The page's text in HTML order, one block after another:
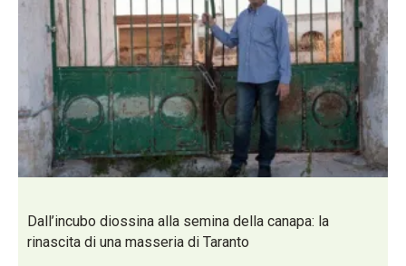
Dall’incubo diossina alla semina della canapa: la
rinascita di una masseria di Taranto